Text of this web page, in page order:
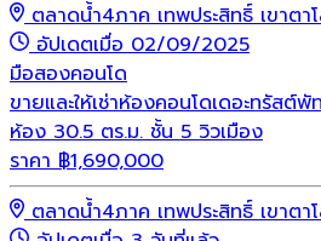
ตลาดน้ำ4ภาค เทพประสิทธิ์ เขาต
อัปเดตเมื่อ 02/09/2025
มือสองคอนโด
ขายและให้เช่าห้องคอนโดเดอะทรัสต์
ห้อง 30.5 ตร.ม. ชั้น 5 วิวเมือง
ราคา ฿1,690,000
ตลาดน้ำ4ภาค เทพประสิทธิ์ เขาต